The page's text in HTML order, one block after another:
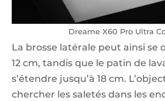
Dreame X60 Pro Ultra
La brosse latérale peut ainsi se
12 cm, tandis que le patin de
s’étendre jusqu’à 18 cm.
chercher les saletés dans les